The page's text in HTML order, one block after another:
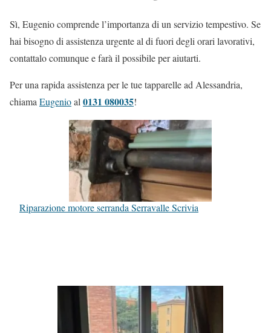
Sì, Eugenio comprende l’importanza di un servizio tempestivo. Se
hai bisogno di assistenza urgente al di fuori degli orari lavorativi,
contattalo comunque e farà il possibile per aiutarti.
Per una rapida assistenza per le tue tapparelle ad Alessandria,
chiamaEugenioal0131 080035!
Riparazione motore serranda Serravalle Scrivia